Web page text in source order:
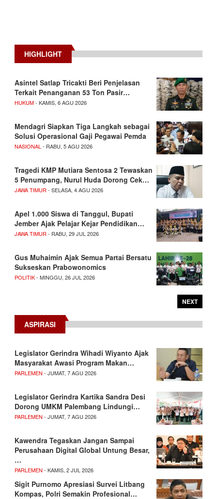
HIGHLIGHT
Asintel Satlap Tricakti Beri Penjelasan
Terkait Penanganan 53 Ton Pasir…
HUKUM- KAMIS, 6 AGU 2026
Mendagri Siapkan Tiga Langkah sebagai
Solusi Operasional Gaji Pegawai Pemda
NASIONAL - RABU, 5 AGU 2026
Tragedi KMP Mutiara Sentosa 2 Tewaskan
5 Penumpang, Nurul Huda Dorong Cek…
JAWA TIMUR - SELASA, 4 AGU 2026
Apel 1.000 Siswa di Tanggul, Bupati
Jember Ajak Pelajar Kejar Pendidikan…
JAWA TIMUR - RABU, 29 JUL 2026
Gus Muhaimin Ajak Semua Partai Bersatu
Sukseskan Prabowonomics
POLITIK- MINGGU, 26 JUL 2026
NEXT
ASPIRASI
Legislator Gerindra Wihadi Wiyanto Ajak
Masyarakat Awasi Program Makan…
PARLEMEN - JUMAT, 7 AGU 2026
Legislator Gerindra Kartika Sandra Desi
Dorong UMKM Palembang Lindungi…
PARLEMEN - JUMAT, 7 AGU 2026
Kawendra Tegaskan Jangan Sampai
Perusahaan Digital Global Untung Besar,
…
PARLEMEN - KAMIS, 2 JUL 2026
Sigit Purnomo Apresiasi Survei Litbang
Kompas, Polri Semakin Profesional…